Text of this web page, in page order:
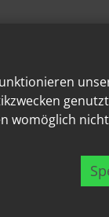
womöglich